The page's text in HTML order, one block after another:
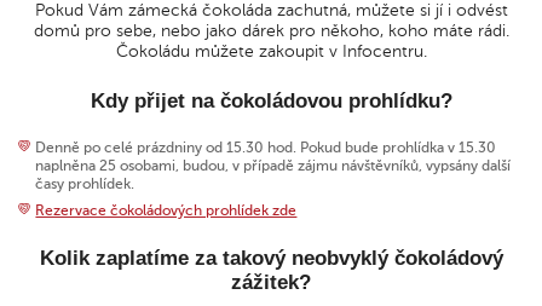
Pokud Vám zámecká čokoláda zachutná, můžete si jí i odvést
domů pro sebe, nebo jako dárek pro někoho, koho máte rádi.
Čokoládu můžete zakoupit v Infocentru.
Kdy přijet na čokoládovou prohlídku?
Denně po celé prázdniny od 15.30 hod. Pokud bude prohlídka v 15.30
naplněna 25 osobami, budou, v případě zájmu návštěvníků, vypsány další
časy prohlídek.
Rezervace čokoládových prohlídek zde
Kolik zaplatíme za takový neobvyklý čokoládový
zážitek?